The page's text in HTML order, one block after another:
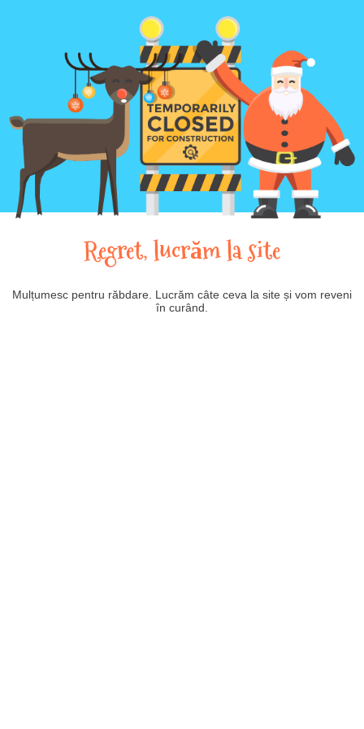
Regret, lucrăm la site
Mulțumesc pentru răbdare. Lucrăm câte ceva la site și vom reveni
în curând.